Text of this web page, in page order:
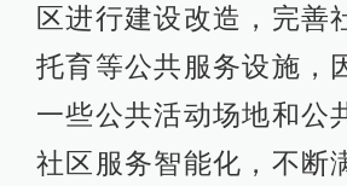
区进行建设改造，完善
托育等公共服务设施，
一些公共活动场地和公
社区服务智能化，不断